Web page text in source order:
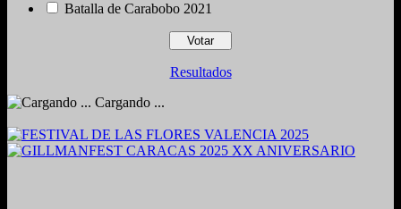
Batalla de Carabobo 2021
Resultados
Cargando ...